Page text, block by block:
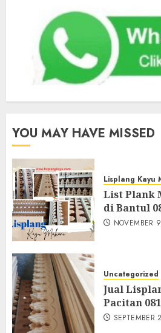
YOU MAY HAVE MISSED
Lisplang Kayu
List Plank
di Bantul
NOVEMBER
Uncategorized
Jual
Pacitan
SEPTEMBER